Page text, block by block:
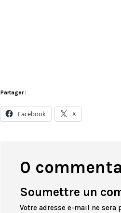
Partager :
Facebook X
0
Soumettre un
Votre adresse e-mail ne sera